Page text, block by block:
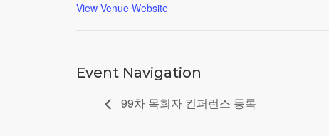
View Venue Website
Event Navigation
99차 목회자 컨퍼런스 등록